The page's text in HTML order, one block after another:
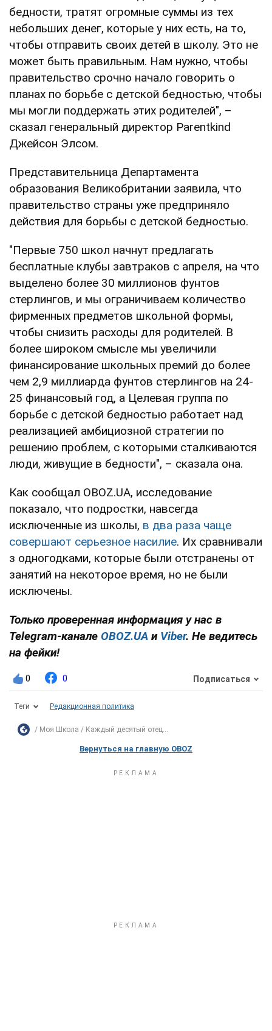
бедности, тратят огромные суммы из тех
небольших денег, которые у них есть, на то,
чтобы отправить своих детей в школу. Это не
может быть правильным. Нам нужно, чтобы
правительство срочно начало говорить о
планах по борьбе с детской бедностью, чтобы
мы могли поддержать этих родителей", –
сказал генеральный директор Parentkind
Джейсон Элсом.
Представительница Департамента
образования Великобритании заявила, что
правительство страны уже предприняло
действия для борьбы с детской бедностью.
"Первые 750 школ начнут предлагать
бесплатные клубы завтраков с апреля, на что
выделено более 30 миллионов фунтов
стерлингов, и мы ограничиваем количество
фирменных предметов школьной формы,
чтобы снизить расходы для родителей. В
более широком смысле мы увеличили
финансирование школьных премий до более
чем 2,9 миллиарда фунтов стерлингов на 24-
25 финансовый год, а Целевая группа по
борьбе с детской бедностью работает над
реализацией амбициозной стратегии по
решению проблем, с которыми сталкиваются
люди, живущие в бедности", – сказала она.
Как сообщал OBOZ.UA, исследование
показало, что подростки, навсегда
исключенные из школы, в два раза чаще
совершают серьезное насилие. Их сравнивали
з одногодками, которые были отстранены от
занятий на некоторое время, но не были
исключены.
Только проверенная информация у нас в
Telegram-канале OBOZ.UA и Viber. Не ведитесь
на фейки!
0 0 Подписаться
Теги Редакционная политика
Моя Школа Каждый десятый отец...
Вернуться на главную OBOZ